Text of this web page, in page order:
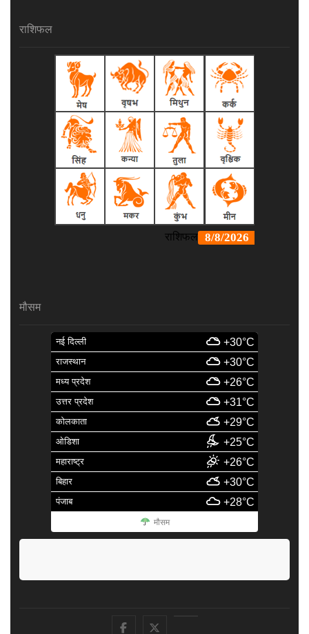
राशिफल
मौसम
नई दिल्ली +30°C
राजस्थान +30°C
मध्य प्रदेश +26°C
उत्तर प्रदेश +31°C
कोलकाता +29°C
ओडिशा +25°C
महाराष्ट्र +26°C
बिहार +30°C
पंजाब +28°C
मौसम
facebook